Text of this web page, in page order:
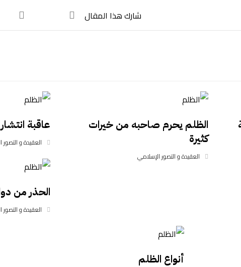
الظلم يحرم صاحبه من خيرات
كثيرة
العقيدة و التصور الإسلامي
عاقبة
العقيدة و
الحذر من
العقيدة و
أنواع الظلم